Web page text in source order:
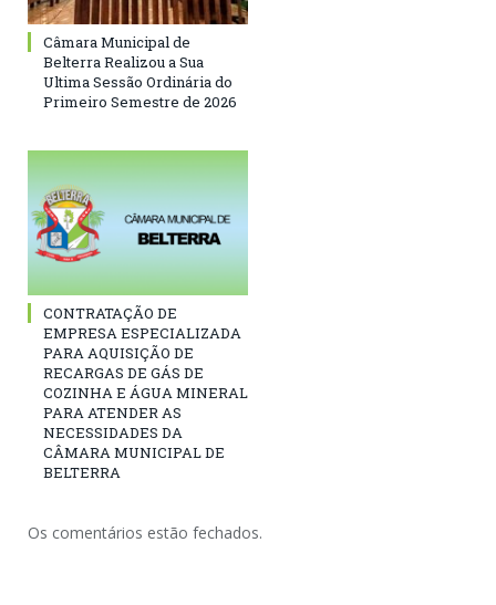
Câmara Municipal de
Belterra Realizou a Sua
Ultima Sessão Ordinária do
Primeiro Semestre de 2026
CONTRATAÇÃO DE
EMPRESA ESPECIALIZADA
PARA AQUISIÇÃO DE
RECARGAS DE GÁS DE
COZINHA E ÁGUA MINERAL
PARA ATENDER AS
NECESSIDADES DA
CÂMARA MUNICIPAL DE
BELTERRA
Os comentários estão fechados.